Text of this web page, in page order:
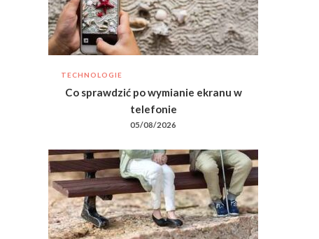
TECHNOLOGIE
Co sprawdzić po wymianie ekranu w
telefonie
05/08/2026